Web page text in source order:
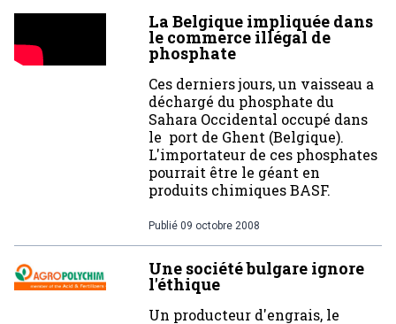
La Belgique impliquée dans
le commerce illégal de
phosphate
Ces derniers jours, un vaisseau a
déchargé du phosphate du
Sahara Occidental occupé dans
le port de Ghent (Belgique).
L'importateur de ces phosphates
pourrait être le géant en
produits chimiques BASF.
Publié 09 octobre 2008
Une société bulgare ignore
l'éthique
Un producteur d'engrais, le